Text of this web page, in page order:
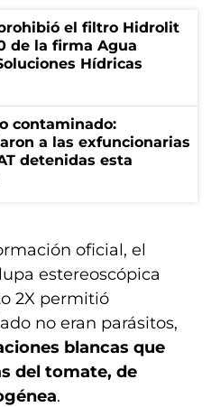
el filtro Hidrolit
de la firma Agua
Hídricas
contaminado:
a las exfuncionarias
detenidas esta
oficial, el
estereoscópica
2X permitió
no eran parásitos,
blancas que
del tomate, de
.